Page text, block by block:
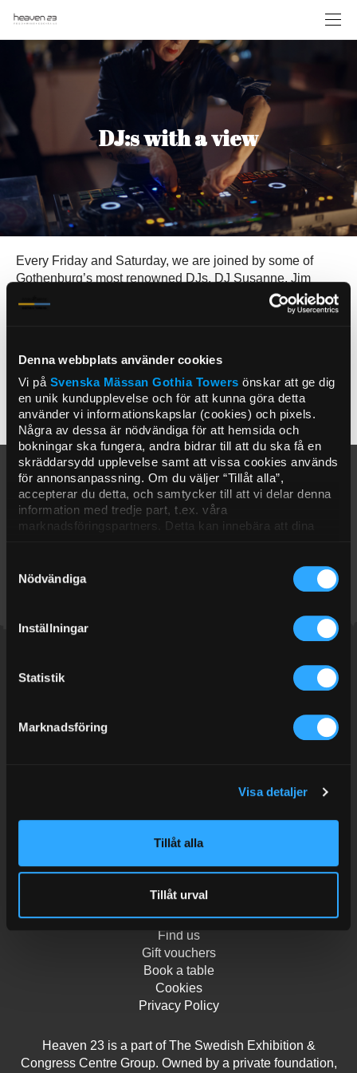
Denna webbplats använder cookies
Vi på Svenska Mässan Gothia Towersönskar att ge dig
en unik kundupplevelse och för att kunna göra detta
använder vi informationskapslar (cookies) och pixels.
Några av dessa är nödvändiga för att hemsida och
bokningar ska fungera, andra bidrar till att du ska få en
skräddarsydd upplevelse samt att vissa cookies används
för annonsanpassning. Om du väljer “Tillåt alla”,
accepterar du detta, och samtycker till att vi delar denna
information med tredje part, t.ex. våra
marknadsföringspartners. Detta kan innebära att dina
att få personanpassat innehåll. Välj “Visa detaljer” för att
få mer information och för att administrera dina alternativ.
information i vår
Nödvändiga
Inställningar
Statistik
Marknadsföring
Visa detaljer
Tillåt alla
Tillåt urval
DJ:s with a view
Every Friday and Saturday, we are joined by some of
Gothenburg’s most renowned DJs. DJ Susanne, Jim
Elfving, DJ Def Lef, DeMonika, Martin Nowakowski, to
name just a few. So, a warm welcome to join us at
Our DJs are on summer break and will be back on 4
September.
Kontakt
restaurant@gothiatowers.com
+46 31-750 88 05
Find us
Gift vouchers
Book a table
Cookies
Privacy Policy
Heaven 23 is a part of The Swedish Exhibition &
Congress Centre Group. Owned by a private foundation,